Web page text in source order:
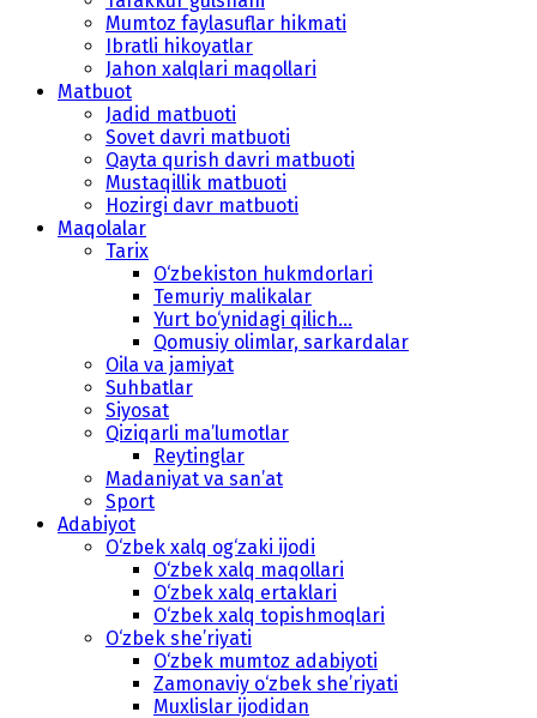
Mumtoz faylasuflar hikmati
Ibratli hikoyatlar
Jahon xalqlari maqollari
Matbuot
Jadid matbuoti
Sovet davri matbuoti
Qayta qurish davri matbuoti
Mustaqillik matbuoti
Hozirgi davr matbuoti
Maqolalar
Tarix
O‘zbekiston hukmdorlari
Temuriy malikalar
Yurt bo‘ynidagi qilich...
Qomusiy olimlar, sarkardalar
Oila va jamiyat
Suhbatlar
Siyosat
Qiziqarli ma’lumotlar
Reytinglar
Madaniyat va san’at
Sport
Adabiyot
O‘zbek xalq og‘zaki ijodi
O‘zbek xalq maqollari
O‘zbek xalq ertaklari
O‘zbek xalq topishmoqlari
O‘zbek she’riyati
O‘zbek mumtoz adabiyoti
Zamonaviy o‘zbek she’riyati
Muxlislar ijodidan